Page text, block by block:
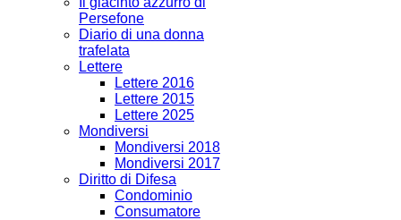
Persefone
Diario di una donna
trafelata
Lettere
Lettere 2016
Lettere 2015
Lettere 2025
Mondiversi
Mondiversi 2018
Mondiversi 2017
Diritto di Difesa
Condominio
Consumatore